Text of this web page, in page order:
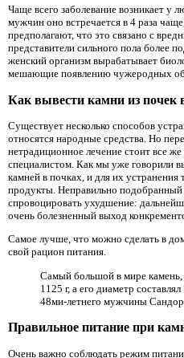
Чаще всего заболевание возникает у
мужчин оно встречается в 4 раза
предполагают, что это связано с
представители сильного пола более
женский организм вырабатывает
мешающие появлению чужеродных
Как вывести камни из почек
Существует несколько способов
относятся народные средства. Но
нетрадиционное лечение стоит все же
специалистом. Как мы уже говорили
камней в почках, и для их
продукты. Неправильно подобранный
спровоцировать ухудшение:
очень болезненный выход
Самое лучше, что можно сделать в
свой рацион питания.
Самый большой в мире камень,
1125 г, а его диаметр
48ми-летнего мужчины
Правильное питание при
Очень важно соблюдать режим